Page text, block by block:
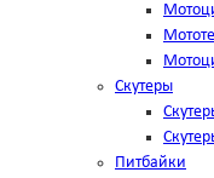
Скутеры
Питбайки